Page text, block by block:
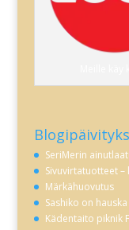
SeriMerin
Sivuvirtatuotteet –
Märkähuovutus
Sashiko on
Kädentaito piknik